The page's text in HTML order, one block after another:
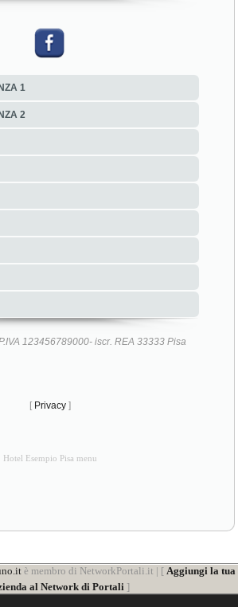
1
2
123456789000- iscr. REA 33333 Pisa
[ Privacy ]
Hotel Esempio Pisa menu
è membro di NetworkPortali.it | [ Aggiungi la tua
al Network di Portali]